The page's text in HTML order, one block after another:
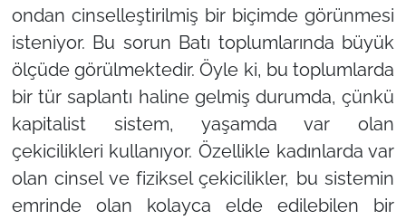
ondan cinselleştirilmiş bir biçimde görünmesi
isteniyor. Bu sorun Batı toplumlarında büyük
ölçüde görülmektedir. Öyle ki, bu toplumlarda
bir tür saplantı haline gelmiş durumda, çünkü
kapitalist sistem, yaşamda var olan
çekicilikleri kullanıyor. Özellikle kadınlarda var
olan cinsel ve fiziksel çekicilikler, bu sistemin
emrinde olan kolayca elde edilebilen bir